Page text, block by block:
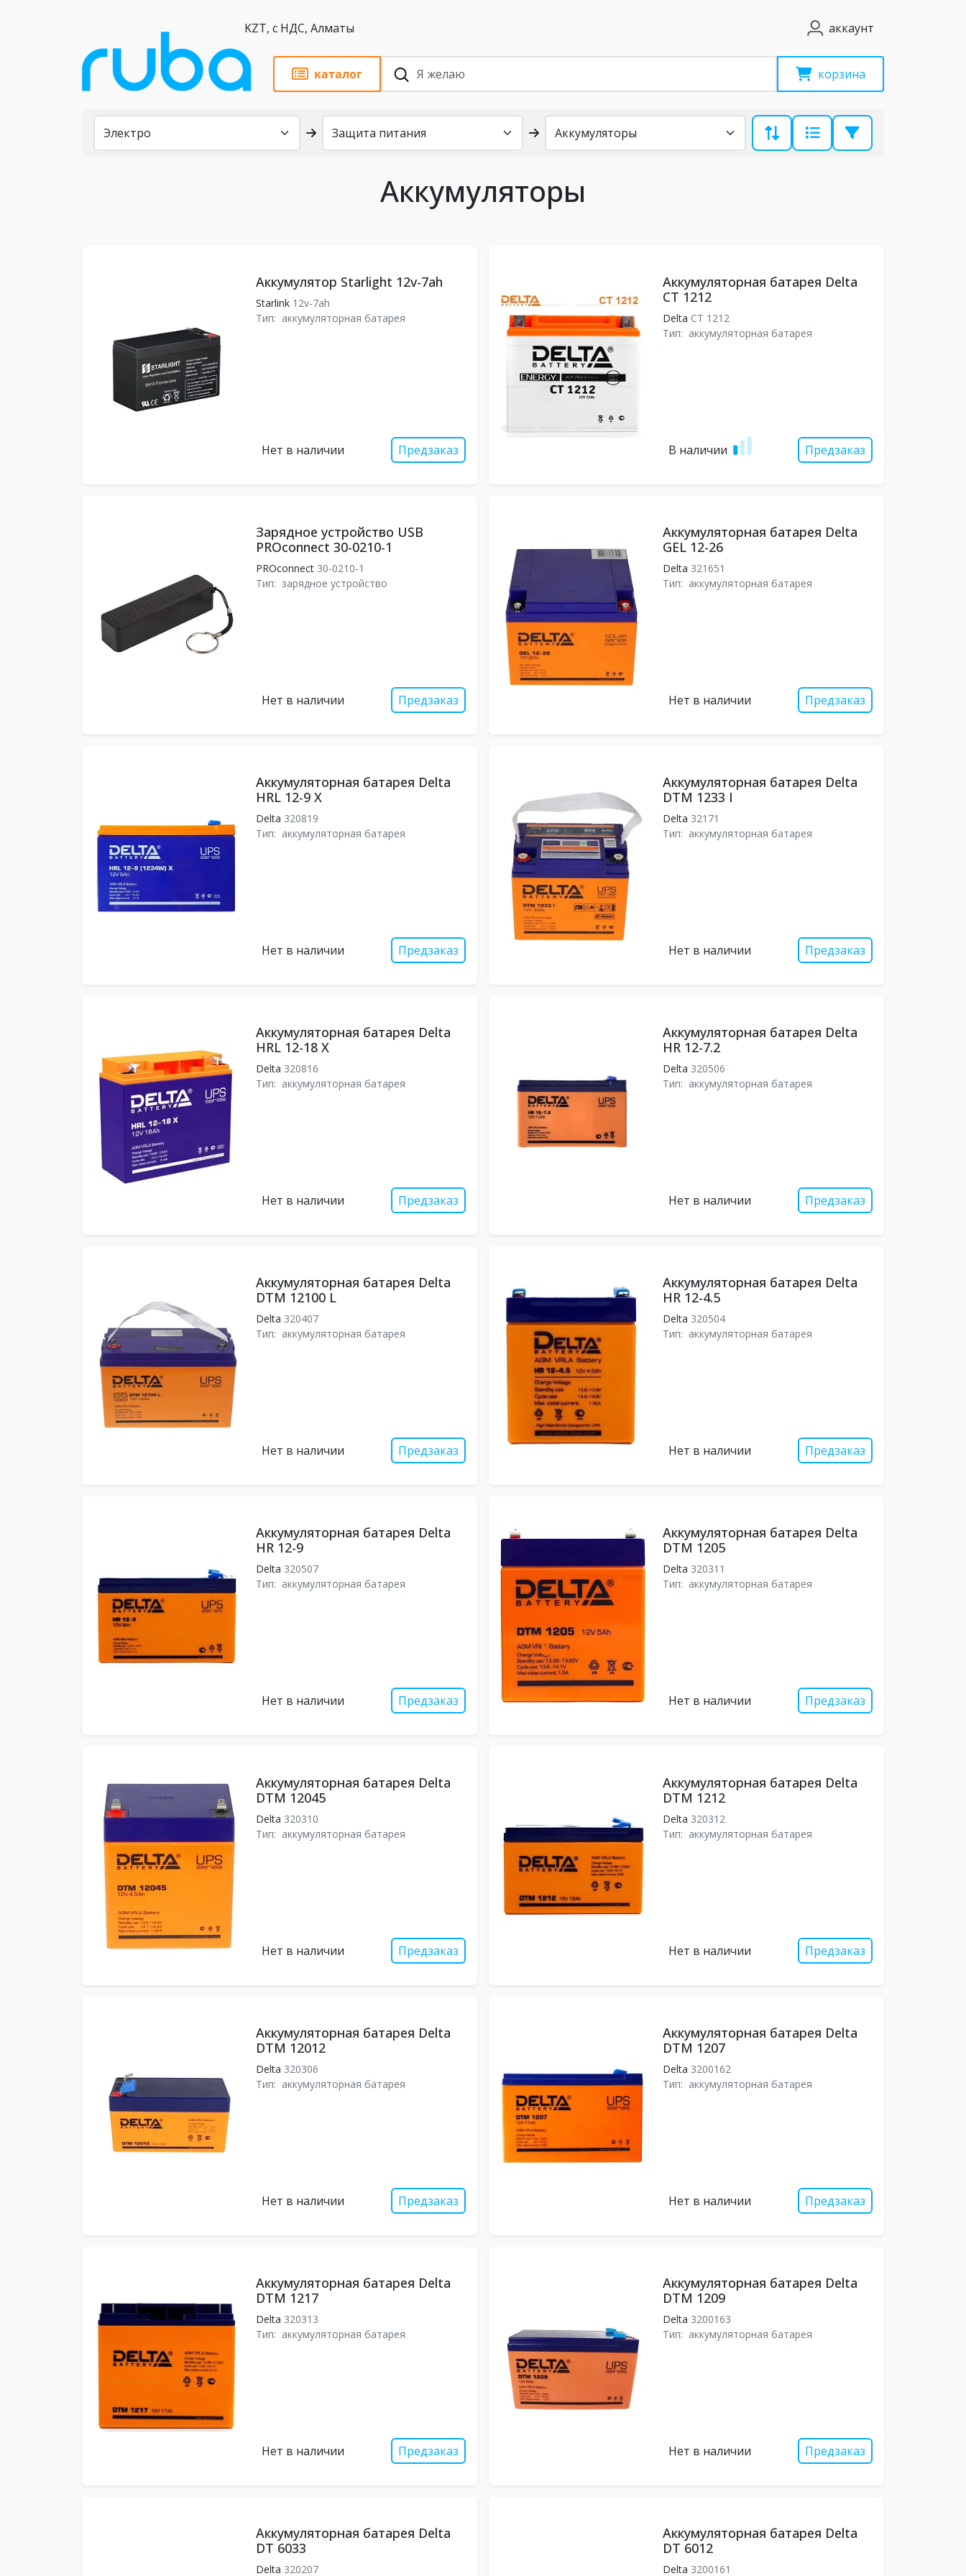
KZT, с НДС, Алматы аккаунт
каталог корзина
Каталог
Аккумуляторы
Аккумулятор Starlight 12v-7ah
Starlink12v-7ah
Тип: аккумуляторная батарея
Нет в наличии Предзаказ
Аккумуляторная батарея Delta
CT 1212
Delta CT 1212
Тип: аккумуляторная батарея
В наличии Предзаказ
Зарядное устройство USB
PROconnect 30-0210-1
PROconnect30-0210-1
Тип: зарядное устройство
Нет в наличии Предзаказ
Аккумуляторная батарея Delta
GEL 12-26
Delta 321651
Тип: аккумуляторная батарея
Нет в наличии Предзаказ
Аккумуляторная батарея Delta
HRL 12-9 Х
Delta 320819
Тип: аккумуляторная батарея
Нет в наличии Предзаказ
Аккумуляторная батарея Delta
DTM 1233 I
Delta 32171
Тип: аккумуляторная батарея
Нет в наличии Предзаказ
Аккумуляторная батарея Delta
HRL 12-18 X
Delta 320816
Тип: аккумуляторная батарея
Нет в наличии Предзаказ
Аккумуляторная батарея Delta
HR 12-7.2
Delta 320506
Тип: аккумуляторная батарея
Нет в наличии Предзаказ
Аккумуляторная батарея Delta
DTM 12100 L
Delta 320407
Тип: аккумуляторная батарея
Нет в наличии Предзаказ
Аккумуляторная батарея Delta
HR 12-4.5
Delta 320504
Тип: аккумуляторная батарея
Нет в наличии Предзаказ
Аккумуляторная батарея Delta
HR 12-9
Delta 320507
Тип: аккумуляторная батарея
Нет в наличии Предзаказ
Аккумуляторная батарея Delta
DTM 1205
Delta 320311
Тип: аккумуляторная батарея
Нет в наличии Предзаказ
Аккумуляторная батарея Delta
DTM 12045
Delta 320310
Тип: аккумуляторная батарея
Нет в наличии Предзаказ
Аккумуляторная батарея Delta
DTM 1212
Delta 320312
Тип: аккумуляторная батарея
Нет в наличии Предзаказ
Аккумуляторная батарея Delta
DTM 12012
Delta 320306
Тип: аккумуляторная батарея
Нет в наличии Предзаказ
Аккумуляторная батарея Delta
DTM 1207
Delta 3200162
Тип: аккумуляторная батарея
Нет в наличии Предзаказ
Аккумуляторная батарея Delta
DTM 1217
Delta 320313
Тип: аккумуляторная батарея
Нет в наличии Предзаказ
Аккумуляторная батарея Delta
DTM 1209
Delta 3200163
Тип: аккумуляторная батарея
Нет в наличии Предзаказ
Аккумуляторная батарея Delta
DT 6033
Delta 320207
Аккумуляторная батарея Delta
DT 6012
Delta 3200161